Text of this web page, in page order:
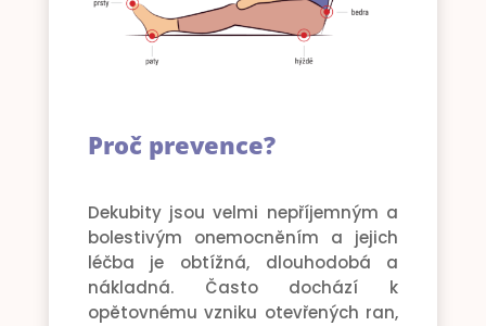
Proč prevence?
Dekubity jsou velmi nepříjemným a
bolestivým onemocněním a jejich
léčba je obtížná, dlouhodobá a
nákladná. Často dochází k
opětovnému vzniku otevřených ran,